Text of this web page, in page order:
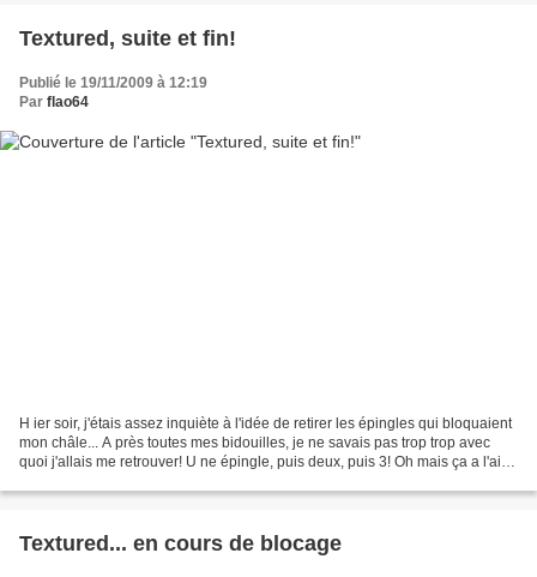
Textured, suite et fin!
Publié le 19/11/2009 à 12:19
Par flao64
H ier soir, j'étais assez inquiète à l'idée de retirer les épingles qui bloquaient
mon châle... A près toutes mes bidouilles, je ne savais pas trop trop avec
quoi j'allais me retrouver! U ne épingle, puis deux, puis 3! Oh mais ça a l'air
Textured... en cours de blocage